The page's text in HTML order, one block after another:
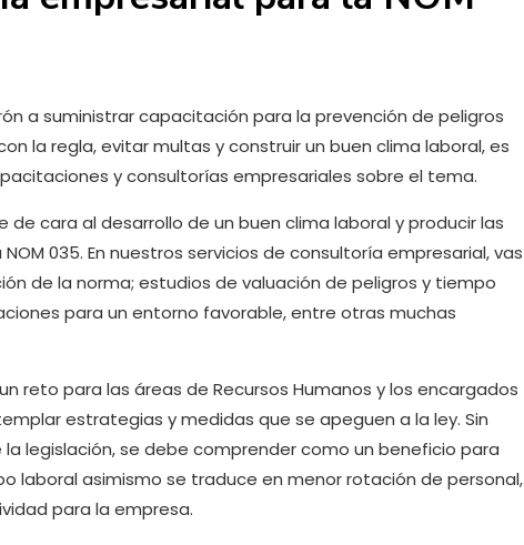
a suministrar capacitación para la prevención de peligros
la regla, evitar multas y construir un buen clima laboral, es
y consultorías empresariales sobre el tema.
cara al desarrollo de un buen clima laboral y producir las
035. En nuestros servicios de consultoría empresarial, vas
de la norma; estudios de valuación de peligros y tiempo
para un entorno favorable, entre otras muchas
reto para las áreas de Recursos Humanos y los encargados
estrategias y medidas que se apeguen a la ley. Sin
legislación, se debe comprender como un beneficio para
laboral asimismo se traduce en menor rotación de personal,
para la empresa.